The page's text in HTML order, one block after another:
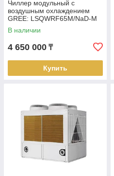
Чиллер модульный с
воздушным охлаждением
GREE: LSQWRF65M/NaD-M
(60 кВт/65 кВт)
В наличии
4 650 000 ₸
Купить